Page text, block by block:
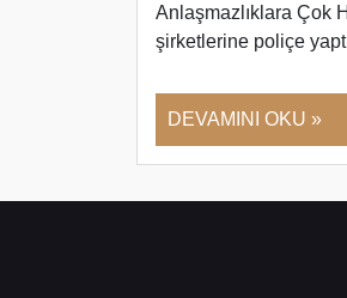
Anlaşmazlıklara Çok
şirketlerine poliçe
DEVAMINI OKU »